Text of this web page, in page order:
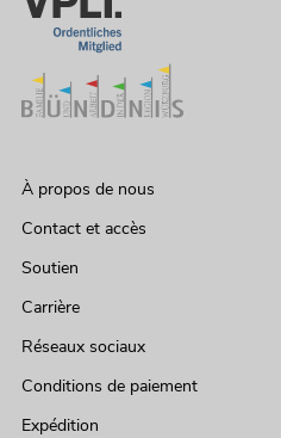
À propos de nous
Contact et accès
Soutien
Carrière
Réseaux sociaux
Conditions de paiement
Expédition